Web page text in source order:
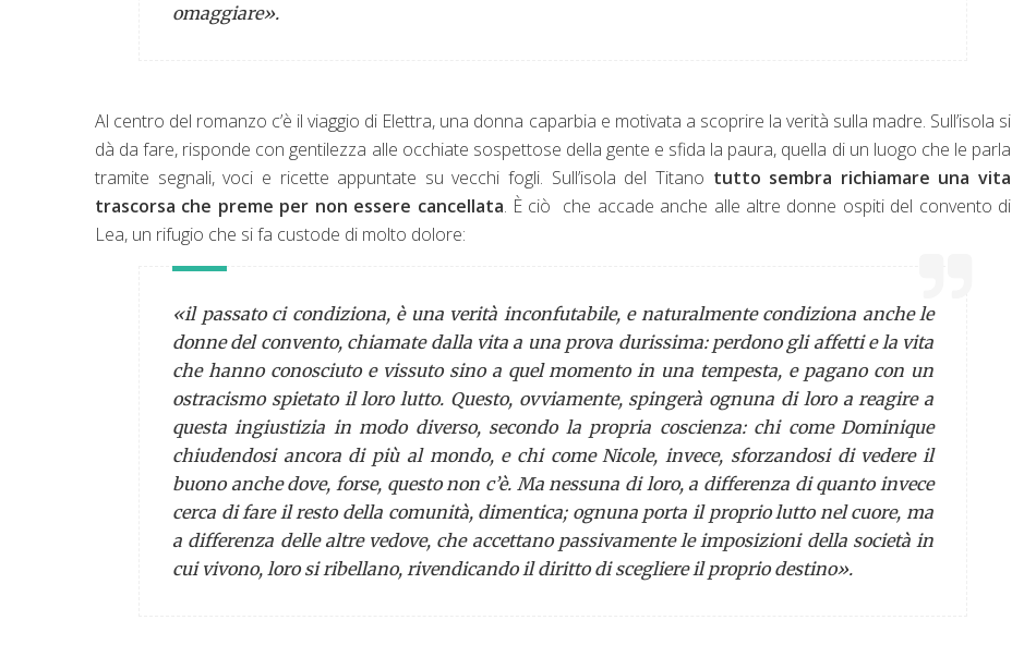
omaggiare».
Al centro del romanzo c’è il viaggio di Elettra, una donna caparbia e motivata a scoprire la verità sulla madre. Sull’isola si
dà da fare, risponde con gentilezza alle occhiate sospettose della gente e sfida la paura, quella di un luogo che le parla
tramite segnali, voci e ricette appuntate su vecchi fogli. Sull’isola del Titano tutto sembra richiamare una vita
trascorsa che preme per non essere cancellata. È ciò che accade anche alle altre donne ospiti del convento di
Lea, un rifugio che si fa custode di molto dolore:
«il passato ci condiziona, è una verità inconfutabile, e naturalmente condiziona anche le
donne del convento, chiamate dalla vita a una prova durissima: perdono gli affetti e la vita
che hanno conosciuto e vissuto sino a quel momento in una tempesta, e pagano con un
ostracismo spietato il loro lutto. Questo, ovviamente, spingerà ognuna di loro a reagire a
questa ingiustizia in modo diverso, secondo la propria coscienza: chi come Dominique
chiudendosi ancora di più al mondo, e chi come Nicole, invece, sforzandosi di vedere il
buono anche dove, forse, questo non c’è. Ma nessuna di loro, a differenza di quanto invece
cerca di fare il resto della comunità, dimentica; ognuna porta il proprio lutto nel cuore, ma
a differenza delle altre vedove, che accettano passivamente le imposizioni della società in
cui vivono, loro si ribellano, rivendicando il diritto di scegliere il proprio destino».